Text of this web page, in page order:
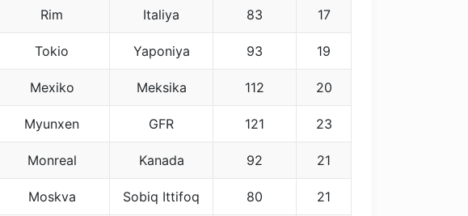
Rim Italiya 83 17
Tokio Yaponiya 93 19
Mexiko Meksika 112 20
Myunxen GFR 121 23
Monreal Kanada 92 21
Moskva Sobiq Ittifoq 80 21